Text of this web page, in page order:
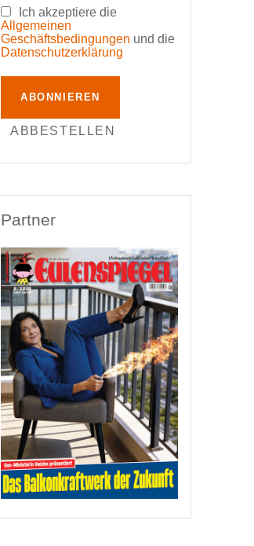
Ich akzeptiere die
Allgemeinen
Geschäftsbedingungen und die
Datenschutzerklärung
ABONNIEREN
ABBESTELLEN
Partner